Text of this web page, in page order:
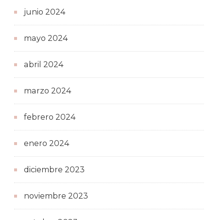
junio 2024
mayo 2024
abril 2024
marzo 2024
febrero 2024
enero 2024
diciembre 2023
noviembre 2023